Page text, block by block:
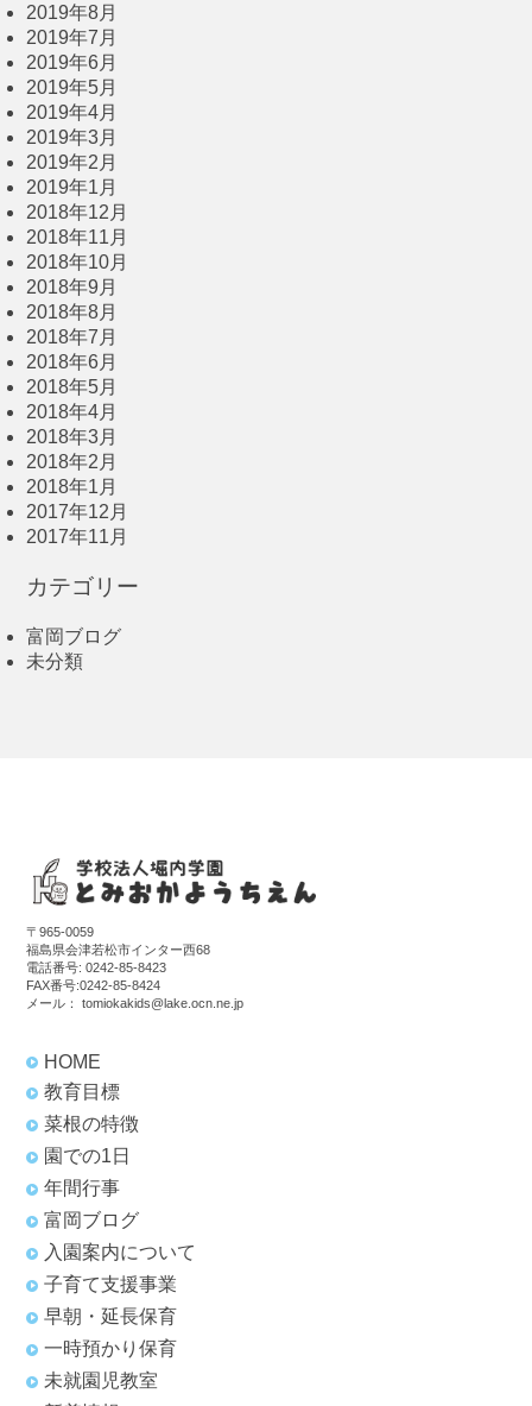
2019年8月
2019年7月
2019年6月
2019年5月
2019年4月
2019年3月
2019年2月
2019年1月
2018年12月
2018年11月
2018年10月
2018年9月
2018年8月
2018年7月
2018年6月
2018年5月
2018年4月
2018年3月
2018年2月
2018年1月
2017年12月
2017年11月
カテゴリー
富岡ブログ
未分類
〒965-0059
福島県会津若松市インター西68
電話番号:0242-85-8423
FAX番号:0242-85-8424
メール：tomiokakids@lake.ocn.ne.jp
HOME
教育目標
菜根の特徴
園での1日
年間行事
富岡ブログ
入園案内について
子育て支援事業
早朝・延長保育
一時預かり保育
未就園児教室